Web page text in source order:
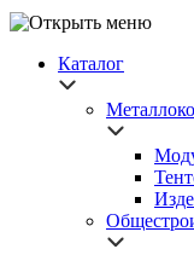
Каталог